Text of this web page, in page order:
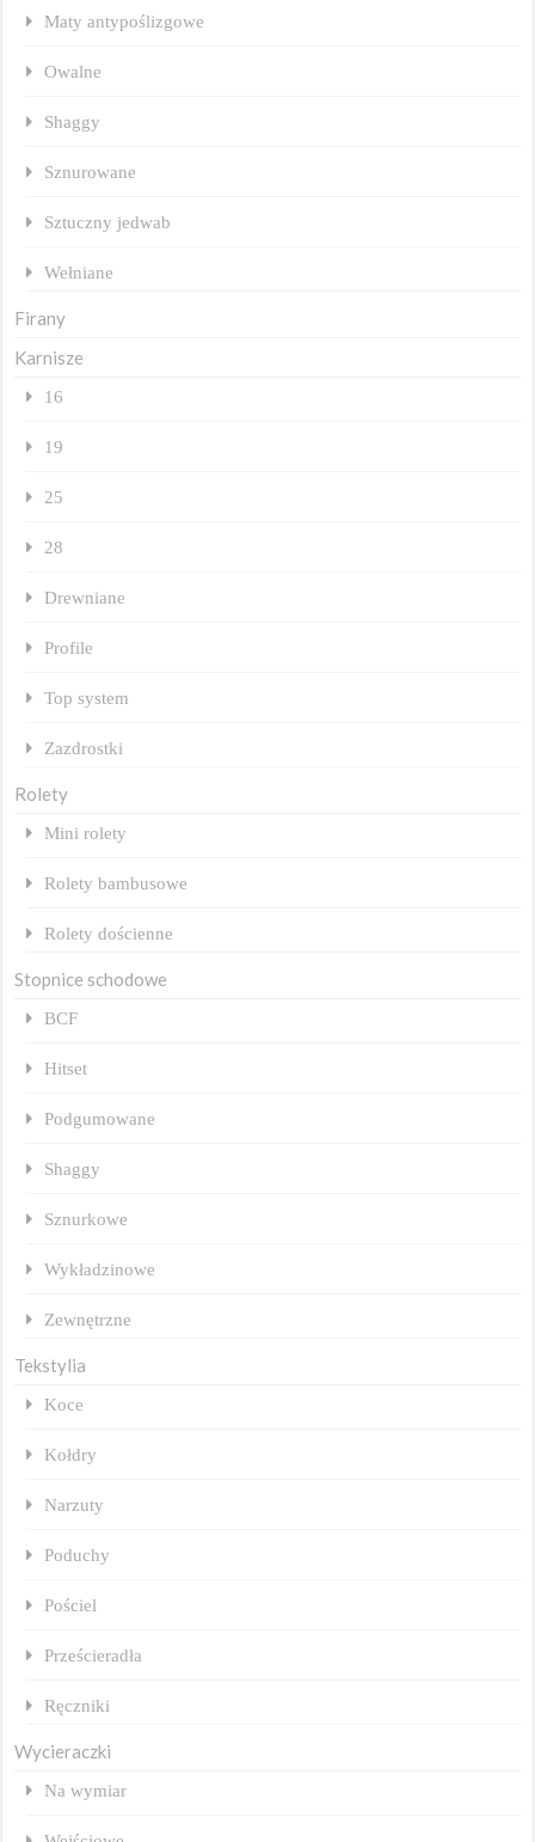
Maty antypoślizgowe
Owalne
Shaggy
Sznurowane
Sztuczny jedwab
Wełniane
Firany
Karnisze
16
19
25
28
Drewniane
Profile
Top system
Zazdrostki
Rolety
Mini rolety
Rolety bambusowe
Rolety dościenne
Stopnice schodowe
BCF
Hitset
Podgumowane
Shaggy
Sznurkowe
Wykładzinowe
Zewnętrzne
Tekstylia
Koce
Kołdry
Narzuty
Poduchy
Pościel
Prześcieradła
Ręczniki
Wycieraczki
Na wymiar